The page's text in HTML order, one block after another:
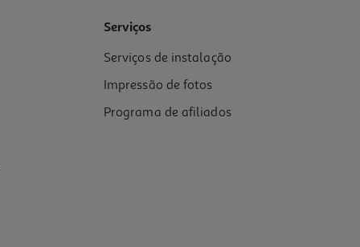
Serviços
Serviços de instalação
Impressão de fotos
Programa de afiliados